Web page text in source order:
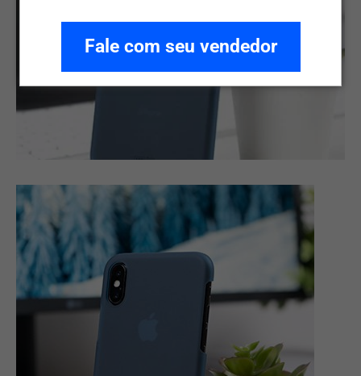
Fale com seu vendedor